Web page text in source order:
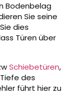
Bodenbelag
Sie seine
dies
Türen über
Schiebetüren,
des
führt hier zu